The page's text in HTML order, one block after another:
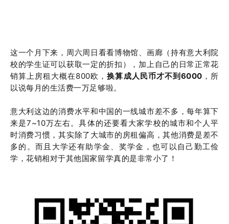
这一个月下来，周六周日看看博物馆、画廊（持有意大利院
校的学生证可以获取一定的折扣），加上自己的日常正常花
销算上房租大概在800欧，换算成人民币才不到6000 ，所
以说每月的生活费一万足够啦。
意大利这边的消费水平和中国的一线城市差不多，每年算下
来是7~10万左右。具体的还要看大家学校的城市和个人平
时消费习惯，其实除了大城市的房租偏高，其他消费是差不
多的。而且大学还有助学金、奖学金，也可以自己勤工俭
学，花销相对于其他国家留学真的是非常小了！